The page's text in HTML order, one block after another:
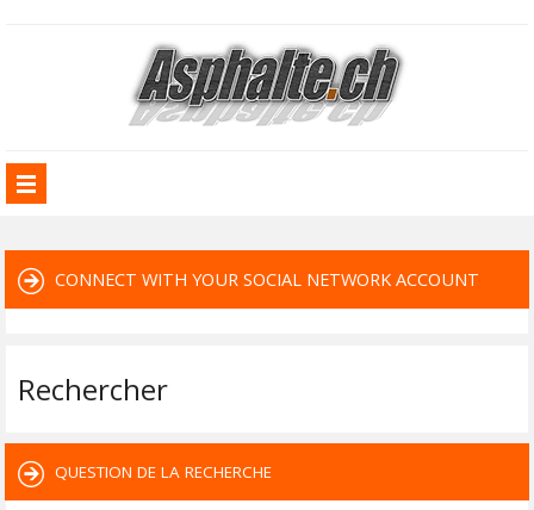
CONNECT WITH YOUR SOCIAL NETWORK ACCOUNT
Rechercher
QUESTION DE LA RECHERCHE